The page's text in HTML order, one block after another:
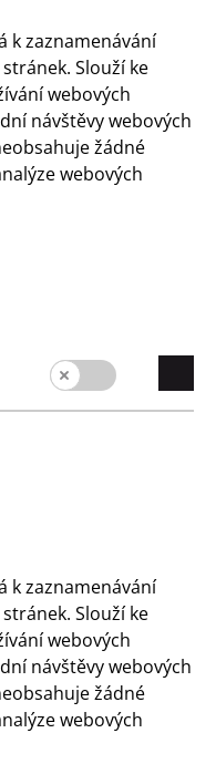
a dekorace
podnos
∅ cca 25 x 2 cm,
barvy, cena
110
a dekorace
k zaznamenávání
Slouží ke
webových
návštěvy webových
žádné
webových
k zaznamenávání
Slouží ke
webových
návštěvy webových
žádné
webových